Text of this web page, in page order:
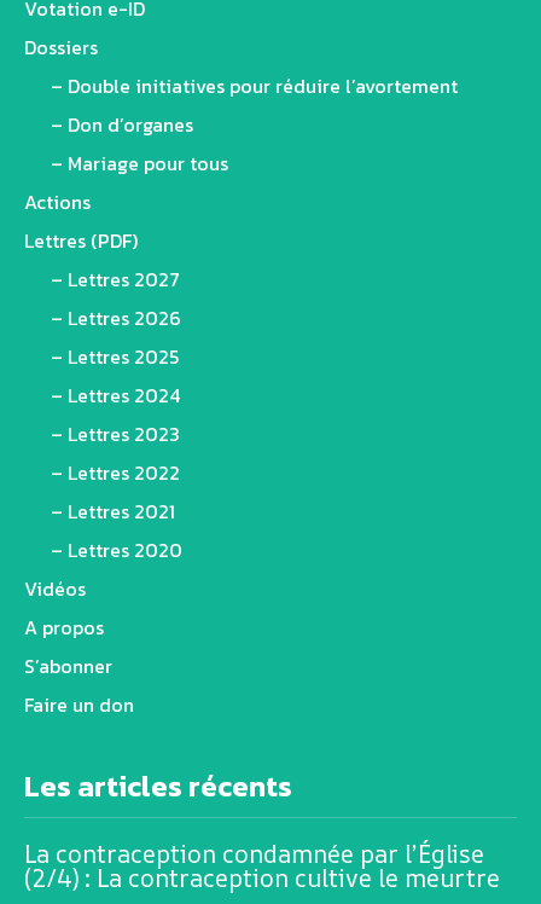
Votation e-ID
Dossiers
– Double initiatives pour réduire l’avortement
– Don d’organes
– Mariage pour tous
Actions
Lettres (PDF)
– Lettres 2027
– Lettres 2026
– Lettres 2025
– Lettres 2024
– Lettres 2023
– Lettres 2022
– Lettres 2021
– Lettres 2020
Vidéos
A propos
S’abonner
Faire un don
Les articles récents
La contraception condamnée par l’Église
(2/4) : La contraception cultive le meurtre